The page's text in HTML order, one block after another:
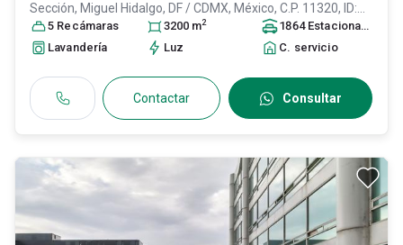
Sección, Miguel Hidalgo, DF / CDMX, México, C.P. 11320, ID:
30947591
5 Recámaras 3200 m2 1864 Estacionamiento
Lavandería
Luz C. servicio
Contactar Consultar